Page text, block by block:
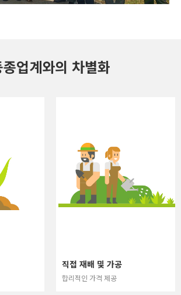
업계와의 차별화
직접 재배 및 가공
합리적인 가격 제공